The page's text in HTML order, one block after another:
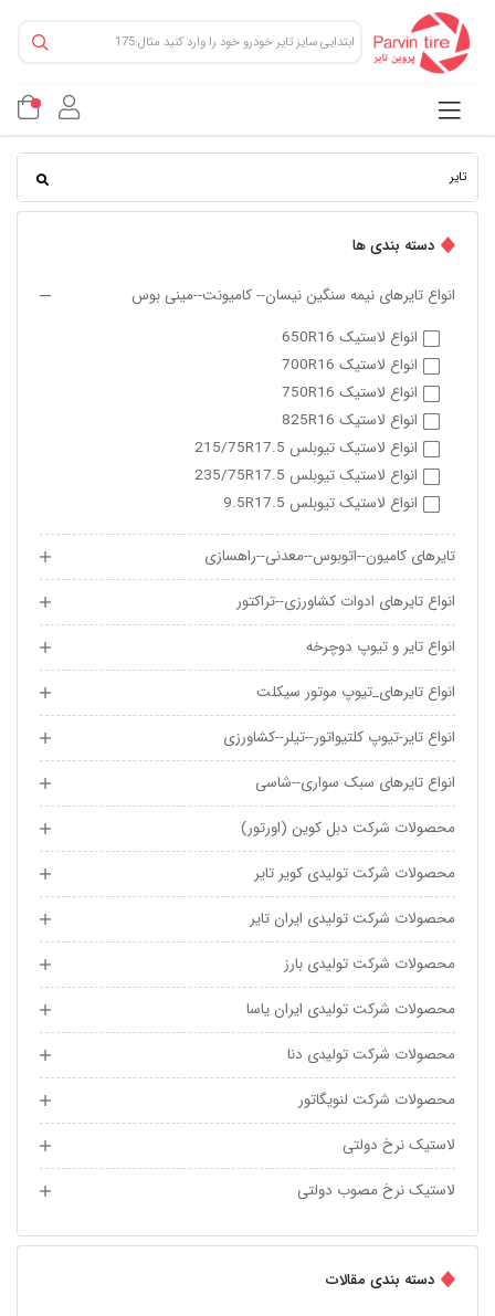
دسته بندی ها
انواع تایرهای نیمه سنگین نیسان-- کامیونت--مینی بوس
انواع لاستیک 650R16
انواع لاستیک 700R16
انواع لاستیک 750R16
انواع لاستیک 825R16
انواع لاستیک تیوبلس 215/75R17.5
انواع لاستیک تیوبلس 235/75R17.5
انواع لاستیک تیوبلس 9.5R17.5
تایرهای کامیون--اتوبوس--معدنی--راهسازی
انواع تایرهای ادوات کشاورزی--تراکتور
انواع تایر و تیوپ دوچرخه
انواع تایرهای_تیوپ موتور سیکلت
انواع تایر-تیوپ کلتیواتور--تیلر--کشاورزی
انواع تایرهای سبک سواری--شاسی
محصولات شرکت دبل کوین (اورتور)
محصولات شرکت تولیدی کویر تایر
محصولات شرکت تولیدی ایران تایر
محصولات شرکت تولیدی بارز
محصولات شرکت تولیدی ایران یاسا
محصولات شرکت تولیدی دنا
محصولات شرکت لنویگاتور
لاستیک نرخ دولتی
لاستیک نرخ مصوب دولتی
دسته بندی مقالات